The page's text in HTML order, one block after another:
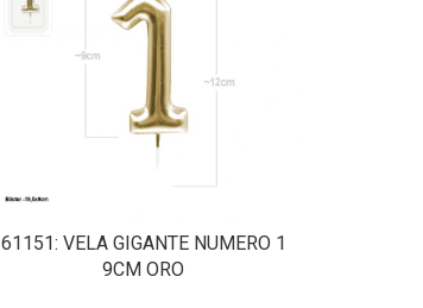
61151: VELA GIGANTE NUMERO 1
9CM ORO